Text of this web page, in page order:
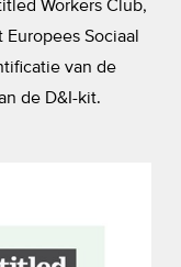
Workers Club,
Sociaal
van de
de D&I-kit.